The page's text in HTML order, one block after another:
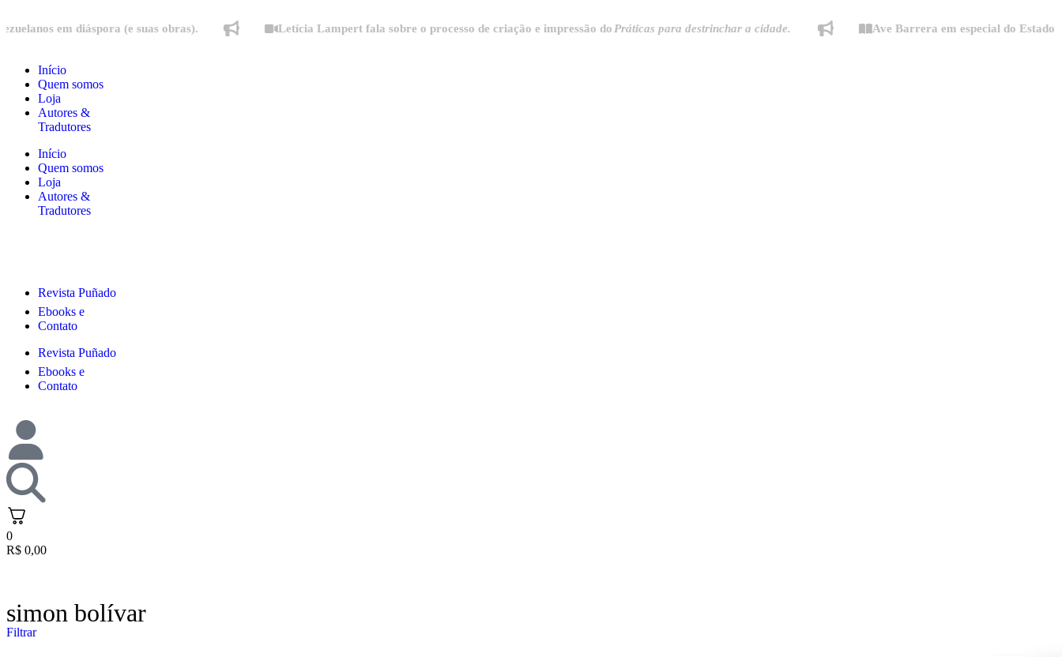
em diáspora (e suas obras). Letícia Lampert fala sobre o processo de criação e impressão doPráticas para destrinchar a cidade. Ave Barrera em especial do Estado de
Início
Quem somos
Loja
Autores &
Tradutores
Início
Quem somos
Loja
Autores &
Tradutores
Revista Puñado
Ebooks e
Contato
Revista Puñado
Ebooks e
Contato
0
R$ 0,00
simon bolívar
Filtrar